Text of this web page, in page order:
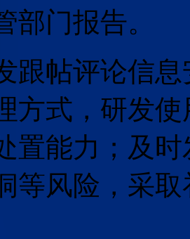
部门报告。
跟帖评论信
方式，研发
置能力；及
等风险，采